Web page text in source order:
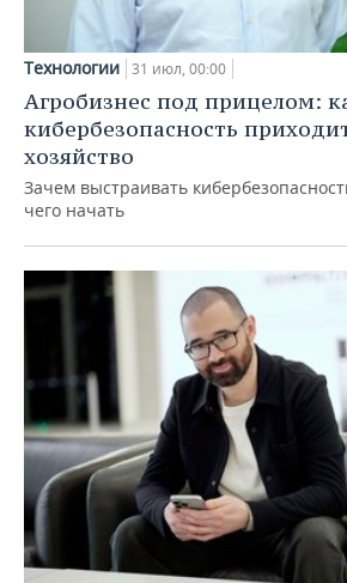
Технологии 31 июл, 00:00
Агробизнес под прицелом:
кибербезопасность
хозяйство
Зачем выстраивать
чего начать